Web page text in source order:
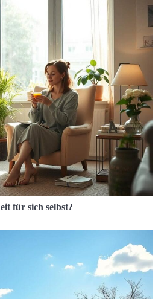
für sich selbst?